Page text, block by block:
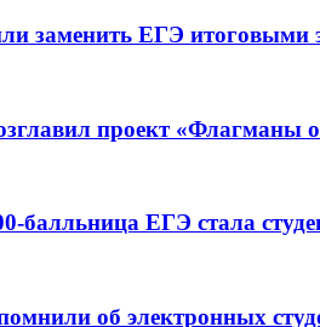
заменить ЕГЭ итоговыми
проект «Флагманы
балльница ЕГЭ стала
об электронных